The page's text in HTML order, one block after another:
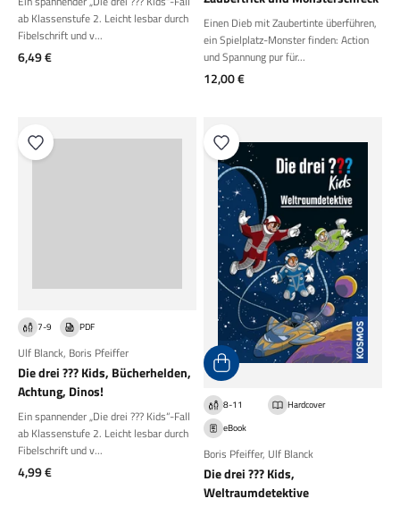
ab Klassenstufe 2. Leicht lesbar durch
Fibelschrift und v...
Angebot
6,49 €
Einen Dieb mit Zaubertinte überführen,
ein Spielplatz-Monster finden: Action
und Spannung pur für...
Angebot
12,00 €
7-9 PDF
Ulf Blanck, Boris Pfeiffer
Die drei ??? Kids, Bücherhelden,
Achtung, Dinos!
Ein spannender „Die drei ??? Kids“-Fall
ab Klassenstufe 2. Leicht lesbar durch
Fibelschrift und v...
Angebot
4,99 €
8-11
Hardcover
eBook
Boris Pfeiffer, Ulf Blanck
Die drei ??? Kids,
Weltraumdetektive